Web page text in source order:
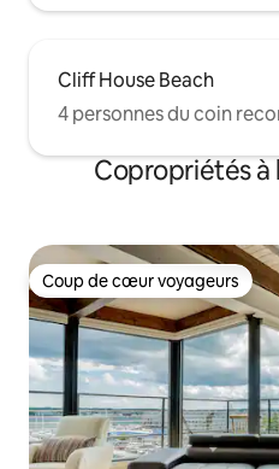
Cliff House Beach
4 personnes du coin
Copropriétés à
Coup de cœur voyageurs
Coup de cœur voyageurs